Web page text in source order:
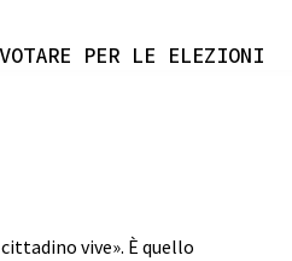
PER LE ELEZIONI
vive». È quello